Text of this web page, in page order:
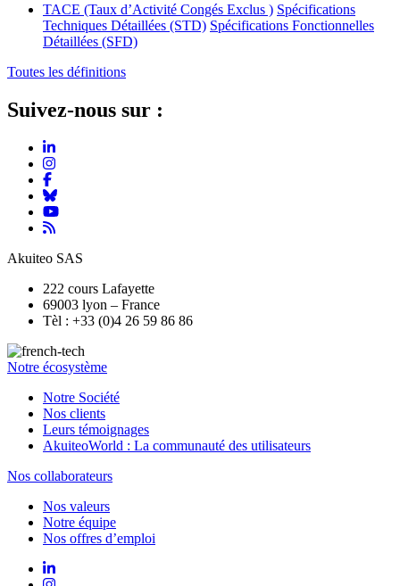
TACE (Taux d’Activité Congés Exclus ) Spécifications
Techniques Détaillées (STD) Spécifications Fonctionnelles
Détaillées (SFD)
Toutes les définitions
Suivez-nous sur :
Akuiteo SAS
222 cours Lafayette
69003 lyon – France
Tèl : +33 (0)4 26 59 86 86
Notre écosystème
Notre Société
Nos clients
Leurs témoignages
AkuiteoWorld : La communauté des utilisateurs
Nos collaborateurs
Nos valeurs
Notre équipe
Nos offres d’emploi